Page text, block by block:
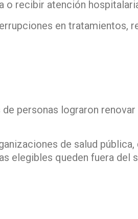
o recibir atención
en tratamientos,
personas lograron renovar
de salud pública,
elegibles queden fuera del